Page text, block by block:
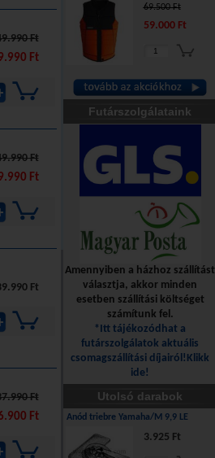
Ft
Ft
Ft
Ft
Ft
Ft
Ft
69.500 Ft
59.000 Ft
Futárszolgálataink
Amennyiben a házhoz szállítást
választja, akkor minden
esetben szállítási költséget
számítunk fel.
*Itt tájékozódhat a
futárszolgálatok aktuális
csomagszállítási díjairól!Klikk
ide!
Utolsó darabok
Anód triebre Yamaha/M 9,9 LE
3.925 Ft